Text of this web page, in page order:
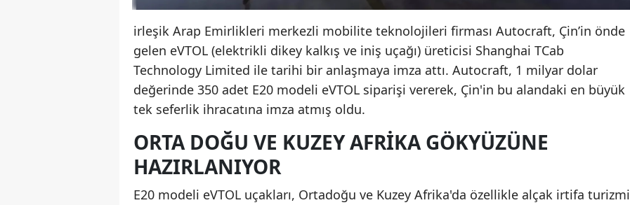
irleşik Arap Emirlikleri merkezli mobilite teknolojileri firması Autocraft, Çin’in önde
gelen eVTOL (elektrikli dikey kalkış ve iniş uçağı) üreticisi Shanghai TCab
Technology Limited ile tarihi bir anlaşmaya imza attı. Autocraft, 1 milyar dolar
değerinde 350 adet E20 modeli eVTOL siparişi vererek, Çin'in bu alandaki en büyük
tek seferlik ihracatına imza atmış oldu.
ORTA DOĞU VE KUZEY AFRIKA GÖKYÜZÜNE
HAZIRLANIYOR
E20 modeli eVTOL uçakları, Ortadoğu ve Kuzey Afrika'da özellikle alçak irtifa turizmi